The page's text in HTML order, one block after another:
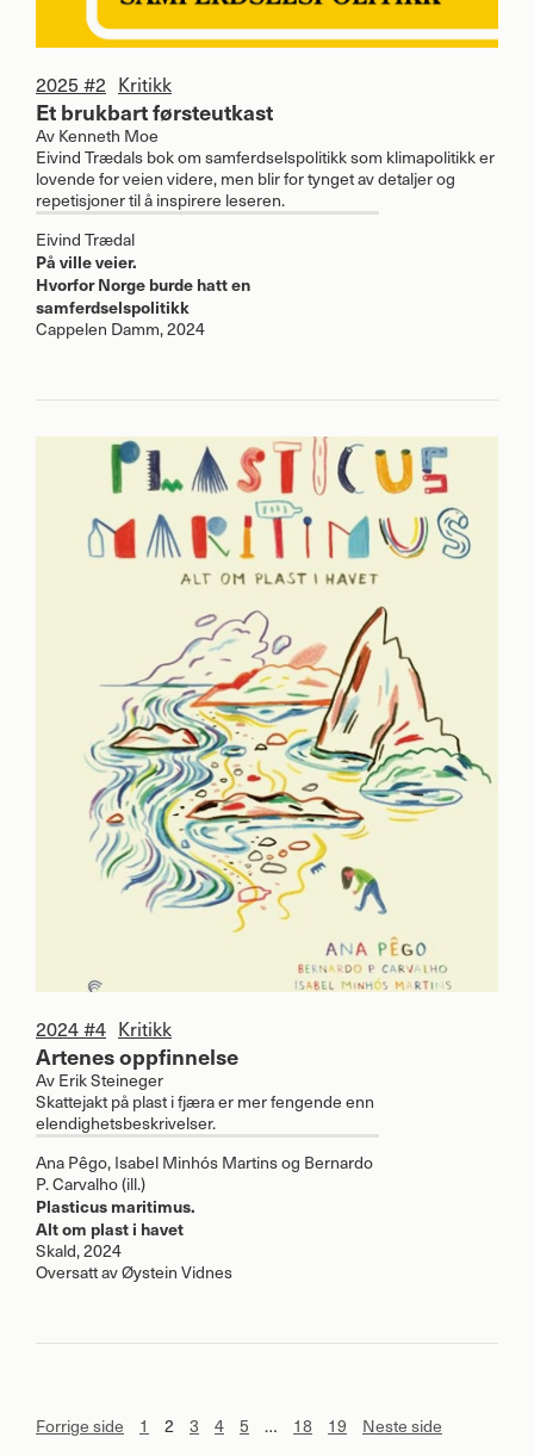
2025 #2 Kritikk
Et brukbart førsteutkast
Av Kenneth Moe
Eivind Trædals bok om samferdselspolitikk som klimapolitikk er
lovende for veien videre, men blir for tynget av detaljer og
repetisjoner til å inspirere leseren.
Eivind Trædal
På ville veier.
Hvorfor Norge burde hatt en
samferdselspolitikk
Cappelen Damm, 2024
2024 #4 Kritikk
Artenes oppfinnelse
Av Erik Steineger
Skattejakt på plast i fjæra er mer fengende enn
elendighetsbeskrivelser.
Ana Pêgo, Isabel Minhós Martins og Bernardo
P. Carvalho (ill.)
Plasticus maritimus.
Alt om plast i havet
Skald, 2024
Oversatt av Øystein Vidnes
Forrige side 1 2 3 4 5 … 18 19 Neste side